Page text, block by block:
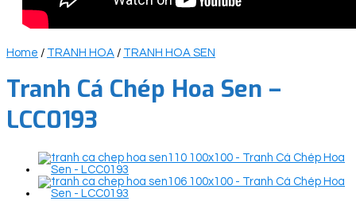
Home / TRANH HOA / TRANH HOA SEN
Tranh Cá Chép Hoa Sen –
LCC0193